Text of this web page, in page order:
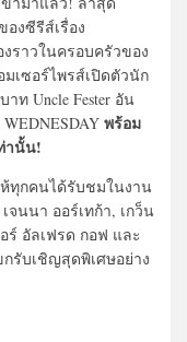
องซีรีส์เรื่อง
งราวในครอบครัวของ
เซอร์ไพรส์เปิดตัวนัก
ท Uncle Fester อัน
พร้อม
านั้น!
ห้ทุกคนได้รับชมในงาน
จนนา ออร์เทก้า, เกว็น
อัลเฟรด กอฟ และ
รับเชิญสุดพิเศษอย่าง